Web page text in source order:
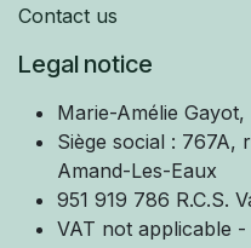
Contact us
Legal notice
Marie-Amélie Gayot,
Siège social : 767A,
Amand-Les-Eaux
951 919 786 R.C.S.
VAT not applicable